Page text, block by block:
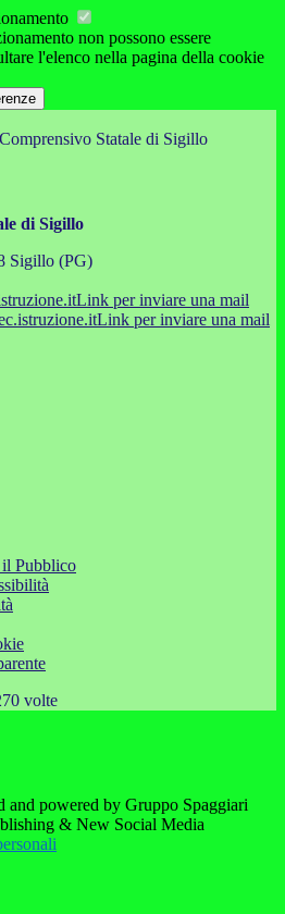
non possono essere
l'elenco nella pagina della cookie
Statale di Sigillo
di Sigillo
Sigillo (PG)
Link per inviare una mail
Link per inviare una mail
Pubblico
volte
and powered by Gruppo Spaggiari
& New Social Media